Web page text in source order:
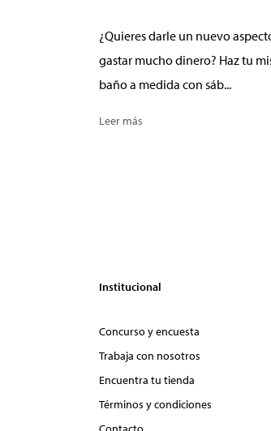
¿Quieres darle un nuevo
gastar mucho dinero? Haz tu
baño a medida con sáb...
Leer más
Institucional
Concurso y encuesta
Trabaja con nosotros
Encuentra tu tienda
Términos y condiciones